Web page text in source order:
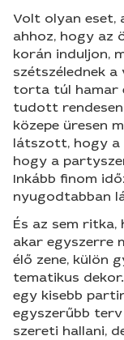
Volt olyan
ahhoz, hogy az
korán induljon,
szétszélednek
torta túl hamar
tudott
közepe üresen
látszott, hogy a
hogy a
Inkább finom
nyugodtabban
És az sem
akar egyszerre
élő zene, külön
tematikus
egy kisebb
egyszerűbb
szereti hallani,